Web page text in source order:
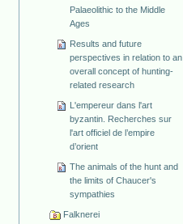
Palaeolithic to the Middle
Ages
Results and future
perspectives in relation to an
overall concept of hunting-
related research
L'empereur dans l'art
byzantin. Recherches sur
l'art officiel de l’empire
d’orient
The animals of the hunt and
the limits of Chaucer's
sympathies
Falknerei